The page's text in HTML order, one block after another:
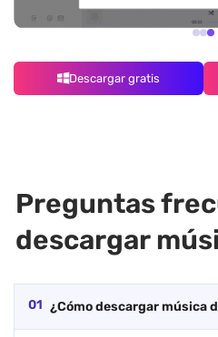
Descargar gratis
Preguntas
descargar
01 ¿Cómo descargar música